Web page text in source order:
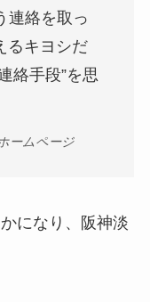
連絡を取っ
るキヨシだ
絡手段”を思
ームページ
になり、阪神淡